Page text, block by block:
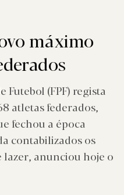
máximo
Futebol (FPF) regista
atletas federados,
fechou a época
contabilizados os
lazer, anunciou hoje o